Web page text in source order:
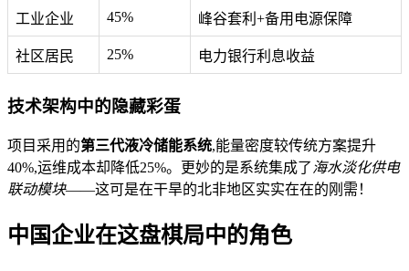
工业企业 45% 峰谷套利+备用电源保障
社区居民 25% 电力银行利息收益
技术架构中的隐藏彩蛋
项目采用的第三代液冷储能系统,能量密度较传统方案提升
40%,运维成本却降低25%。更妙的是系统集成了 海水淡化供电
联动模块——这可是在干旱的北非地区实实在在的刚需！
中国企业在这盘棋局中的角色